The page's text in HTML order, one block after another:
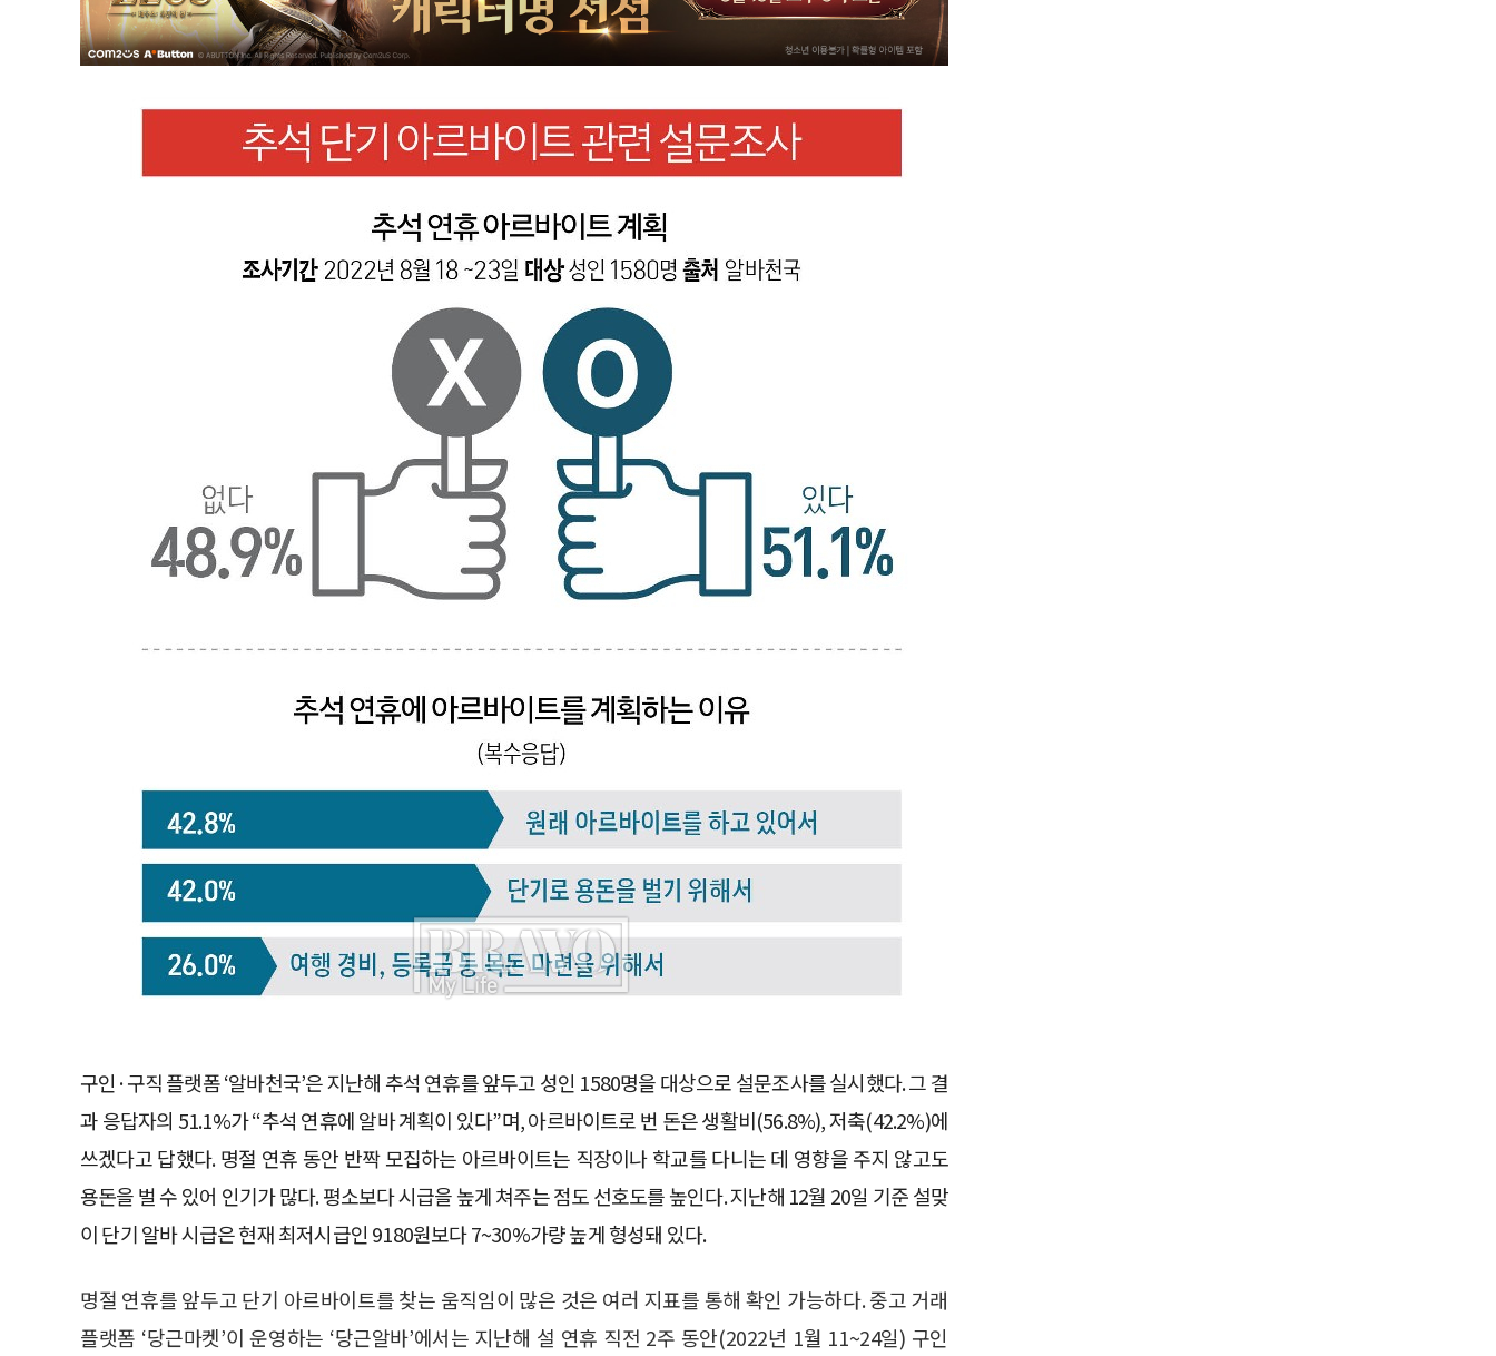
구인·구직 플랫폼 ‘알바천국’은 지난해 추석 연휴를 앞두고 성인 1580명을 대상으로 설문조사를 실시했다. 그 결
과 응답자의 51.1%가 “추석 연휴에 알바 계획이 있다”며, 아르바이트로 번 돈은 생활비(56.8%), 저축(42.2%)에
쓰겠다고 답했다. 명절 연휴 동안 반짝 모집하는 아르바이트는 직장이나 학교를 다니는 데 영향을 주지 않고도
용돈을 벌 수 있어 인기가 많다. 평소보다 시급을 높게 쳐주는 점도 선호도를 높인다. 지난해 12월 20일 기준 설맞
이 단기 알바 시급은 현재 최저시급인 9180원보다 7~30%가량 높게 형성돼 있다.
명절 연휴를 앞두고 단기 아르바이트를 찾는 움직임이 많은 것은 여러 지표를 통해 확인 가능하다. 중고 거래
플랫폼 ‘당근마켓’이 운영하는 ‘당근알바’에서는 지난해 설 연휴 직전 2주 동안(2022년 1월 11~24일) 구인